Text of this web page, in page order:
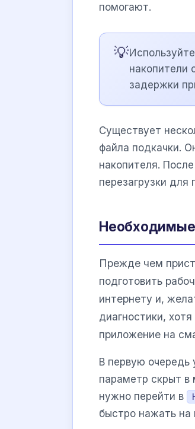
помогают.
💡
накопители
задержки
Существует
файла подкачки.
накопителя.
перезагрузки для
Необходимые
Прежде чем
подготовить
интернету и,
диагностики,
приложение на
В первую очередь
параметр скрыт в
нужно перейти в
быстро нажать на